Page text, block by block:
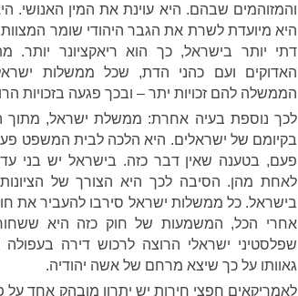
והמזוהמים שבהם. היא עוינת את המין האנושי.
היא מיועדת לשרת את הגבר היהודי שומר
דתי יותר בישראל, כך הוא ריאקציונר
האדוקים ועם כהני הדת, שכל ממשלות
הממשלה להם זכויות יתר – ובכך פגעה בזכויות
לכך נוספת בעיה אחרת: ממשלת ישראל, מתוך
בקיומם של ישראלים. היא הלכה לבית המשפט
פעם, בטענה שאין דבר כזה. בישראל יש בני
לאחת מהן. הסיבה לכך היא הצורך של
בישראל. כל ממשלות ישראל סירבו להעביר את חוק
אחרי הכל, המשמעות של חוק כזה היא ששחור
שפלסטיני ישראלי הרוצה לרכוש דירה בעפולה
גאוותו על כך שיצא מרחם של אשה יהודיה.
לאמריקאים חפצי חירות יש יתרון מובהק אחד על